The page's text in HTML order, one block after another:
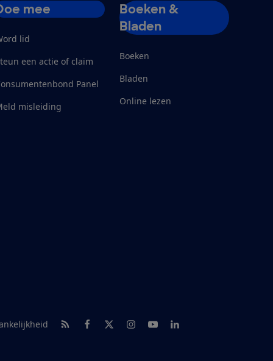
mee
lid
een actie of claim
Panel
misleiding
Boeken &
Bladen
Boeken
Bladen
Online lezen
RSS-feed nieuws
Facebook
TwitterInstagram
YoutubeLinkedIn